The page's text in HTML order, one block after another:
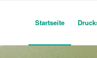
Startseite